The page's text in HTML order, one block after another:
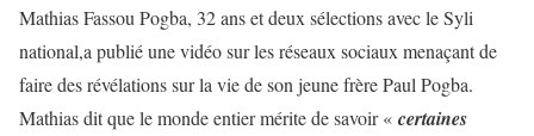
Mathias Fassou Pogba, 32 ans et deux sélections avec le Syli
national,a publié une vidéo sur les réseaux sociaux menaçant de
faire des révélations sur la vie de son jeune frère Paul Pogba.
Mathias dit que le monde entier mérite de savoir « certaines